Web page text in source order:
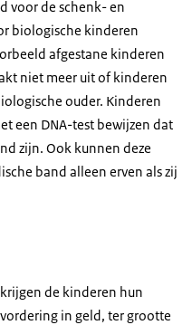
voor de schenk- en
biologische kinderen
afgestane kinderen
niet meer uit of kinderen
ouder. Kinderen
een DNA-test bewijzen dat
zijn. Ook kunnen deze
band alleen erven als zij
de kinderen hun
in geld, ter grootte